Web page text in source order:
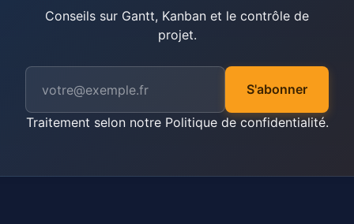
Conseils sur Gantt, Kanban et le contrôle de
projet.
S'abonner
Traitement selon notre Politique de confidentialité.